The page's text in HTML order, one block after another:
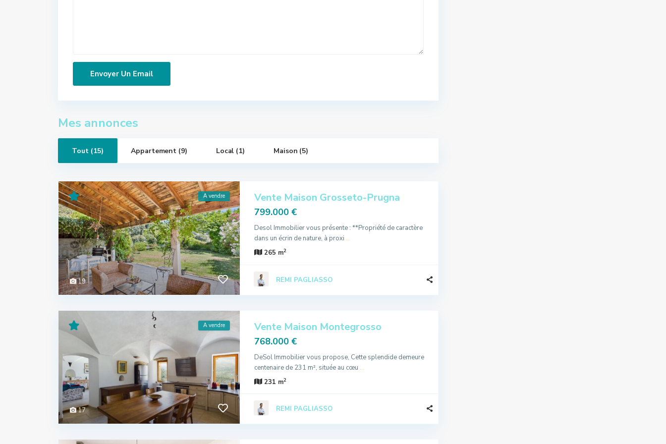
Mes annonces
Tout (15) Appartement (9) Local (1) Maison (5)
19
A vendre Vente Maison Grosseto-Prugna
799.000 €
Desol Immobilier vous présente : **Propriété de caractère
dans un écrin de nature, à proxi ...
265 m2
REMI PAGLIASSO
17
A vendre Vente Maison Montegrosso
768.000 €
DeSol Immobilier vous propose, Cette splendide demeure
centenaire de 231 m², située au cœu ...
231 m2
REMI PAGLIASSO